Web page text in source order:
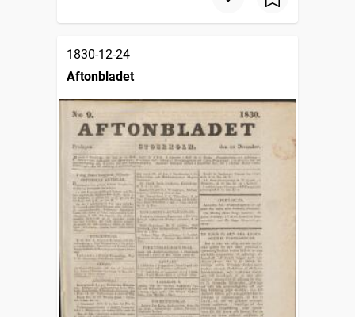
1830-12-24
Aftonbladet